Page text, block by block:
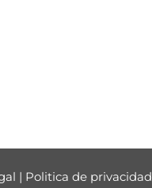
| Politica de privacidad